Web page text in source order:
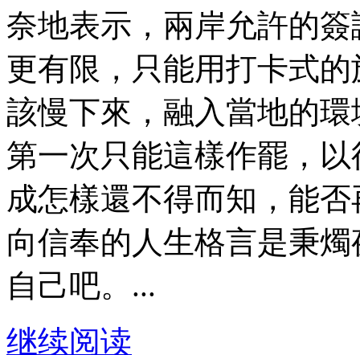
奈地表示，兩岸允許的
更有限，只能用打卡式
該慢下來，融入當地的
第一次只能這樣作罷，
成怎樣還不得而知，能
向信奉的人生格言是秉
自己吧。...
继续阅读